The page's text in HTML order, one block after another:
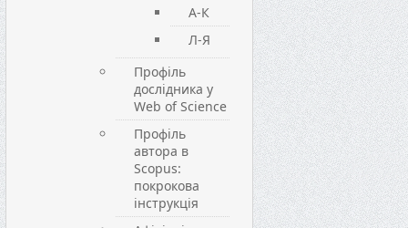
А-К
Л-Я
Профіль
дослідника у
Web of Science
Профіль
автора в
Scopus:
покрокова
інструкція